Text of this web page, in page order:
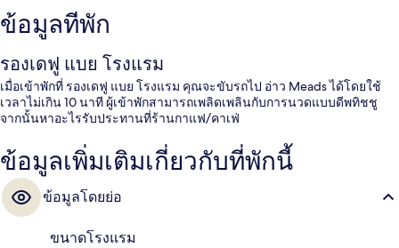
ข้อมูลที่พัก
รองเดฟู แบย โรงแรม
เมื่อเข้าพักที่ รองเดฟู แบย โรงแรม คุณจะขับรถไป อ่าว Meads ได้โดยใช้
เวลาไม่เกิน 10 นาที ผู้เข้าพักสามารถเพลิดเพลินกับการนวดแบบดีพทิชชู
จากนั้นหาอะไรรับประทานที่ร้านกาแฟ/คาเฟ่
ข้อมูลเพิ่มเติมเกี่ยวกับที่พักนี้
ข้อมูลโดยย่อ
ขนาดโรงแรม